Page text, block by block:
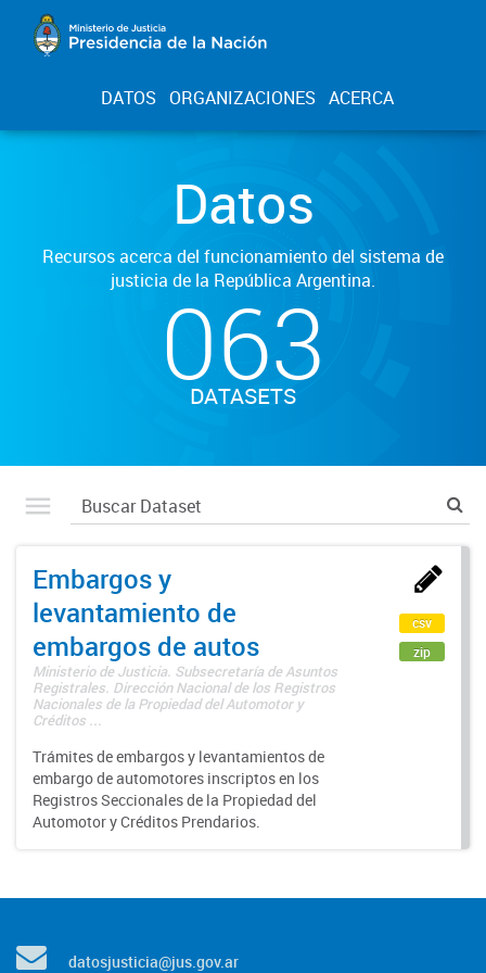
DATOS ORGANIZACIONES ACERCA
Datos
Recursos acerca del funcionamiento del sistema de
justicia de la República Argentina.
063
DATASETS
Embargos y
levantamiento de
embargos de autos
Ministerio de Justicia. Subsecretaría de Asuntos
Registrales. Dirección Nacional de los Registros
Nacionales de la Propiedad del Automotor y
Créditos ...
Trámites de embargos y levantamientos de
embargo de automotores inscriptos en los
Registros Seccionales de la Propiedad del
Automotor y Créditos Prendarios.
csv
zip
datosjusticia@jus.gov.ar